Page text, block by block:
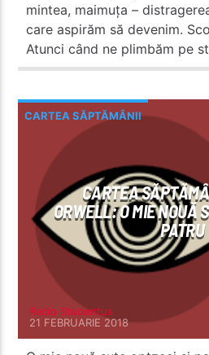
mintea, maimuța –
care aspirăm să devenim.
Atunci când ne plimbăm pe
CARTEA SĂPTĂMÂNII
CARTEA
ORWELL: O MIE NOUĂ
PATRU
Radio Studentus
21 FEBRUARIE 2018